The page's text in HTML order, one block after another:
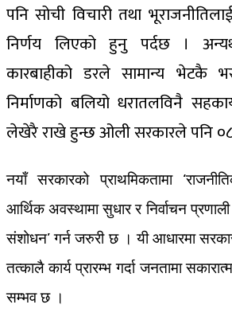
पनि सोची विचारी तथा
निर्णय लिएको हुनु पर्दछ ।
कारबाहीको डरले सामान्य भेटकै
निर्माणको बलियो धरातलविनै
लेखेरै राखे हुन्छ ओली सरकारले पनि
नयाँ सरकारको प्राथमिकतामा
आर्थिक अवस्थामा सुधार र निर्वाचन
संशोधन’ गर्न जरुरी छ । यी आधारमा
तत्कालै कार्य प्रारम्भ गर्दा जनतामा
सम्भव छ ।